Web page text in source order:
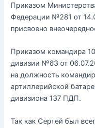
Приказом
Федерации №281 от
присвоено
Приказом командира
дивизии №63 от
на должность
артиллерийской
дивизиона 137 ПДП.
Так как Сергей был